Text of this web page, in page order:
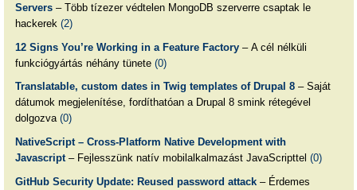
Servers– Több tízezer védtelen MongoDB szerverre csaptak le
hackerek (2)
12 Signs You’re Working in a Feature Factory– A cél nélküli
funkciógyártás néhány tünete (0)
Translatable, custom dates in Twig templates of Drupal 8– Saját
dátumok megjelenítése, fordíthatóan a Drupal 8 smink rétegével
dolgozva (0)
NativeScript – Cross-Platform Native Development with
Javascript– Fejlesszünk natív mobilalkalmazást JavaScripttel (0)
GitHub Security Update: Reused password attack– Érdemes